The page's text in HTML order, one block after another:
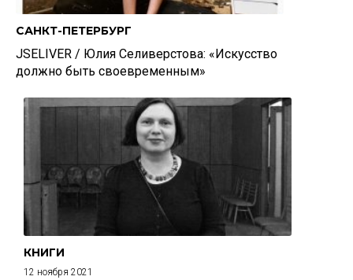
САНКТ-ПЕТЕРБУРГ
JSELIVER / Юлия Селиверстова: «Искусство
должно быть своевременным»
КНИГИ
12 ноября 2021